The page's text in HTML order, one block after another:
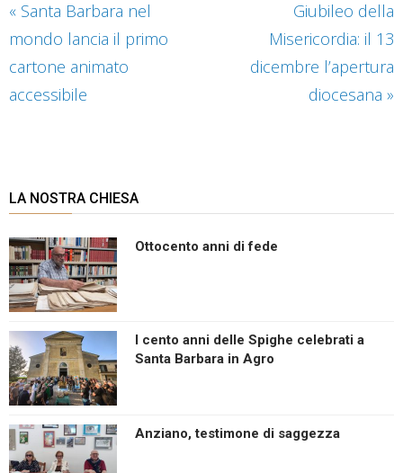
« Santa Barbara nel
mondo lancia il primo
cartone animato
accessibile
Giubileo della
Misericordia: il 13
dicembre l’apertura
diocesana »
LA NOSTRA CHIESA
Ottocento anni di fede
I cento anni delle Spighe celebrati a
Santa Barbara in Agro
Anziano, testimone di saggezza